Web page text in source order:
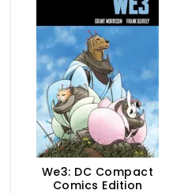
We3: DC Compact
Comics Edition